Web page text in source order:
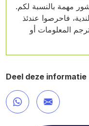
مهمة بالنسبة لكم.
فاحرصوا عندئذ
المعلومات أو
Deel deze informatie